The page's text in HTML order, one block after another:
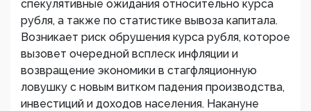
спекулятивные ожидания относительно курса
рубля, а также по статистике вывоза капитала.
Возникает риск обрушения курса рубля, которое
вызовет очередной всплеск инфляции и
возвращение экономики в стагфляционную
ловушку с новым витком падения производства,
инвестиций и доходов населения. Накануне